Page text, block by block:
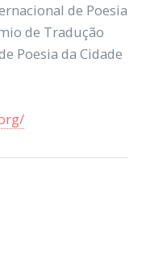
de Poesia
de Tradução
Poesia da Cidade